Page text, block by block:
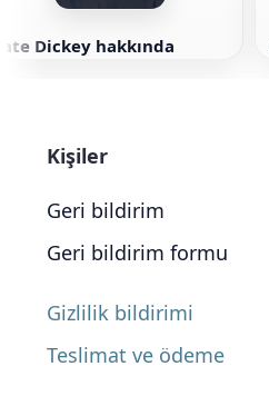
Dickey hakkında
Kişiler
Geri bildirim
Geri bildirim formu
Gizlilik bildirimi
Teslimat ve ödeme